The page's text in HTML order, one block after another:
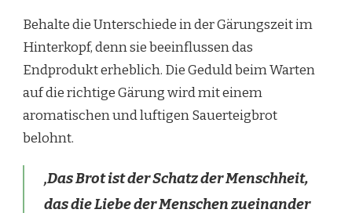
Behalte die Unterschiede in der Gärungszeit im
Hinterkopf, denn sie beeinflussen das
Endprodukt erheblich. Die Geduld beim Warten
auf die richtige Gärung wird mit einem
aromatischen und luftigen Sauerteigbrot
belohnt.
‚Das Brot ist der Schatz der Menschheit,
das die Liebe der Menschen zueinander